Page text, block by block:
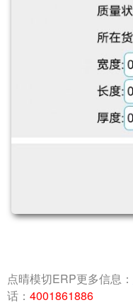
点晴模切ERP更多信息：
话： 4001861886